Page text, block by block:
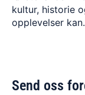
kultur, historie
opplevelser kan.
Send oss